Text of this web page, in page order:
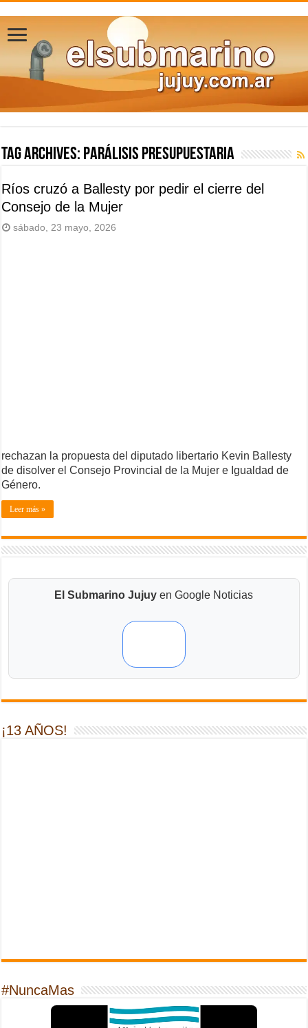
Tag Archives: parálisis presupuestaria
Ríos cruzó a Ballesty por pedir el cierre del
Consejo de la Mujer
sábado, 23 mayo, 2026
rechazan la propuesta del diputado libertario Kevin Ballesty
de disolver el Consejo Provincial de la Mujer e Igualdad de
Género.
Leer más »
El Submarino Jujuy en Google Noticias
¡13 AÑOS!
#NuncaMas